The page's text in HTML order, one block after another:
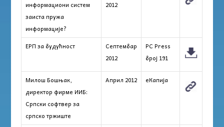
информациони систем
заиста пружа
информације?
2012
ЕРП за будућност
Септембар
2012
PC Press
број 191
Милош Бошњак,
директор фирме ИИБ:
Српски софтвер за
српско тржиште
Април 2012 еКапија